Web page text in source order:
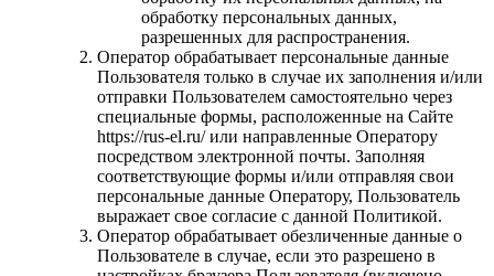
обработку персональных данных,
разрешенных для распространения.
Оператор обрабатывает персональные данные
Пользователя только в случае их заполнения и/или
отправки Пользователем самостоятельно через
специальные формы, расположенные на Cайте
https://rus-el.ru/ или направленные Оператору
посредством электронной почты. Заполняя
соответствующие формы и/или отправляя свои
персональные данные Оператору, Пользователь
выражает свое согласие с данной Политикой.
Оператор обрабатывает обезличенные данные о
Пользователе в случае, если это разрешено в